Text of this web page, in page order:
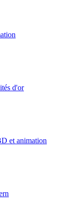
d'or
et animation